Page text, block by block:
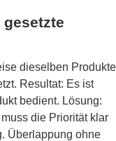
dieselben Produkte
Resultat: Es ist
bedient. Lösung:
die Priorität klar
Überlappung ohne